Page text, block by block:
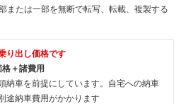
または一部を無断で転写、転載、複製する
り出し価格です
＋諸費用
納車を前提にしています。自宅への納車
途納車費用がかかります